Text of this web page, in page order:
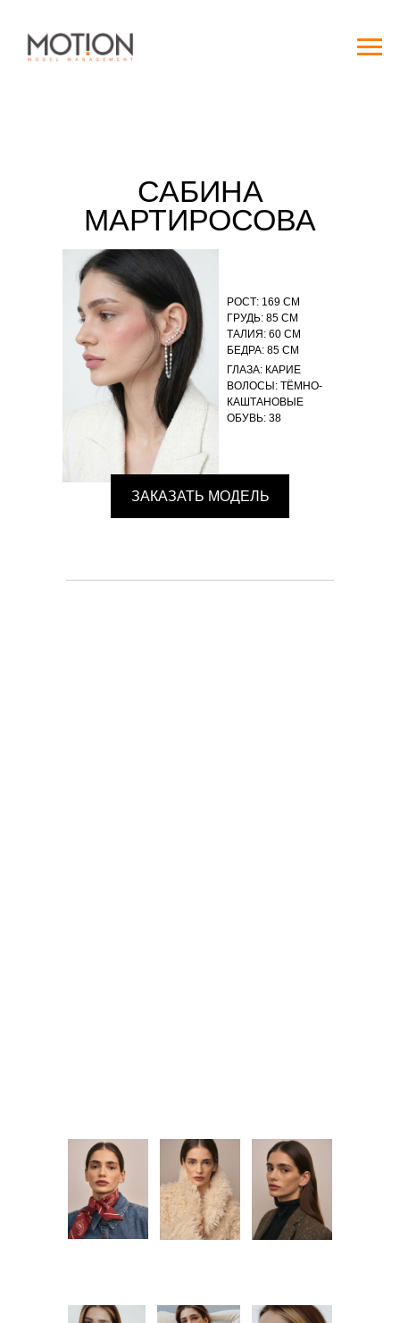
САБИНА
МАРТИРОСОВА
РОСТ: 169 СМ
ГРУДЬ: 85 СМ
ТАЛИЯ: 60 СМ
БЕДРА: 85 СМ
ГЛАЗА: КАРИЕ
ВОЛОСЫ: ТЁМНО-
КАШТАНОВЫЕ
ОБУВЬ: 38
ЗАКАЗАТЬ МОДЕЛЬ